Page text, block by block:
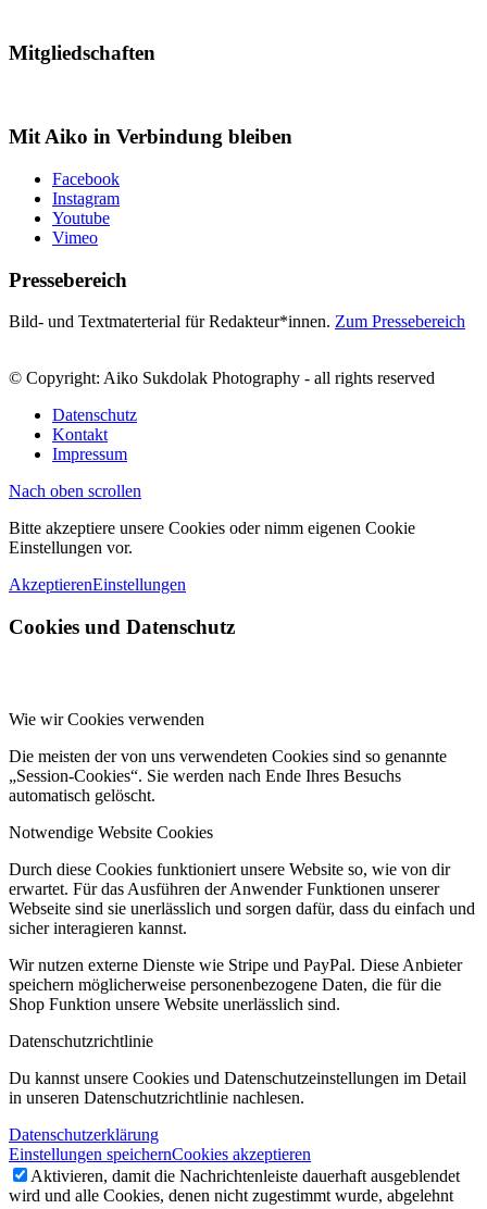
Mitgliedschaften
Mit Aiko in Verbindung bleiben
Facebook
Instagram
Youtube
Vimeo
Pressebereich
Bild- und Textmaterterial für Redakteur*innen. Zum Pressebereich
© Copyright: Aiko Sukdolak Photography - all rights reserved
Datenschutz
Kontakt
Impressum
Nach oben scrollen
Bitte akzeptiere unsere Cookies oder nimm eigenen Cookie
Einstellungen vor.
AkzeptierenEinstellungen
Cookies und Datenschutz
Wie wir Cookies verwenden
Die meisten der von uns verwendeten Cookies sind so genannte
„Session-Cookies“. Sie werden nach Ende Ihres Besuchs
automatisch gelöscht.
Notwendige Website Cookies
Durch diese Cookies funktioniert unsere Website so, wie von dir
erwartet. Für das Ausführen der Anwender Funktionen unserer
Webseite sind sie unerlässlich und sorgen dafür, dass du einfach und
sicher interagieren kannst.
Wir nutzen externe Dienste wie Stripe und PayPal. Diese Anbieter
speichern möglicherweise personenbezogene Daten, die für die
Shop Funktion unsere Website unerlässlich sind.
Datenschutzrichtlinie
Du kannst unsere Cookies und Datenschutzeinstellungen im Detail
in unseren Datenschutzrichtlinie nachlesen.
Datenschutzerklärung
Einstellungen speichernCookies akzeptieren
Aktivieren, damit die Nachrichtenleiste dauerhaft ausgeblendet
wird und alle Cookies, denen nicht zugestimmt wurde, abgelehnt